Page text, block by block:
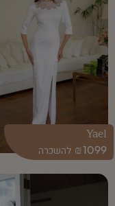
1099
₪
Yael